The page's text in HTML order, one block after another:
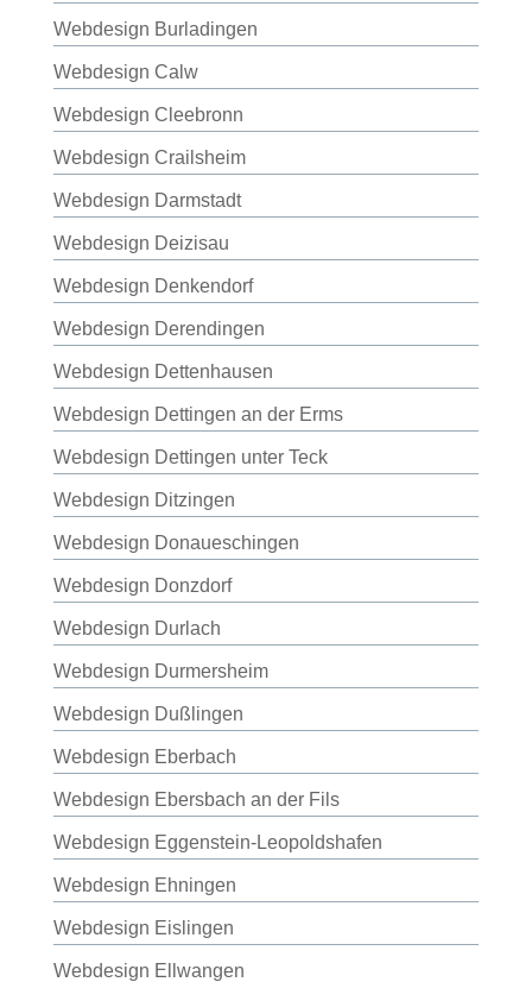
Webdesign Burladingen
Webdesign Calw
Webdesign Cleebronn
Webdesign Crailsheim
Webdesign Darmstadt
Webdesign Deizisau
Webdesign Denkendorf
Webdesign Derendingen
Webdesign Dettenhausen
Webdesign Dettingen an der Erms
Webdesign Dettingen unter Teck
Webdesign Ditzingen
Webdesign Donaueschingen
Webdesign Donzdorf
Webdesign Durlach
Webdesign Durmersheim
Webdesign Dußlingen
Webdesign Eberbach
Webdesign Ebersbach an der Fils
Webdesign Eggenstein-Leopoldshafen
Webdesign Ehningen
Webdesign Eislingen
Webdesign Ellwangen